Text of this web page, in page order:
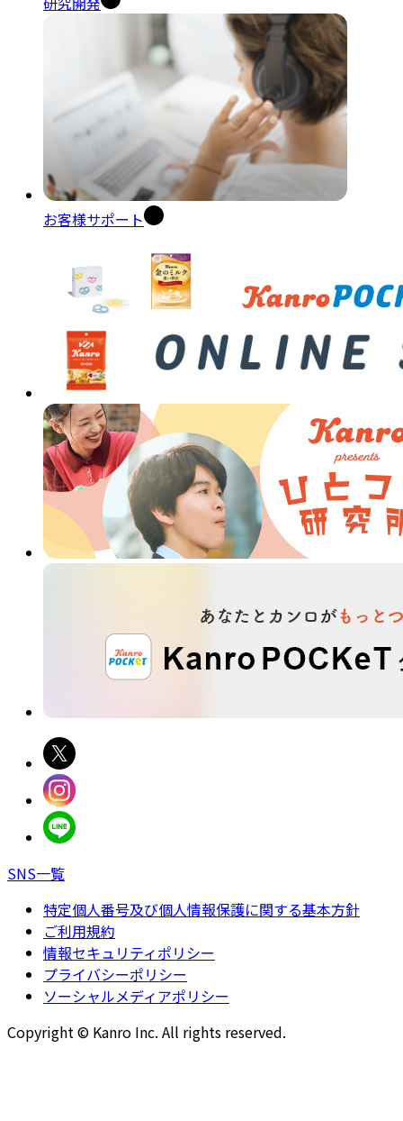
お客様サポート
SNS一覧
特定個人番号及び個人情報保護に関する基本方針
ご利用規約
情報セキュリティポリシー
プライバシーポリシー
ソーシャルメディアポリシー
Copyright © Kanro Inc. All rights reserved.